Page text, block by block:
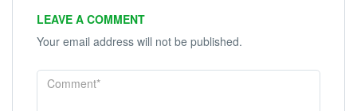
LEAVE A COMMENT
Your email address will not be published.